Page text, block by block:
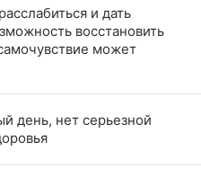
и дать
восстановить
может
день, нет серьезной